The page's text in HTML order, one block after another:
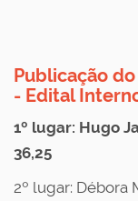
Publicação
- Edital
1º lugar: Hugo
36,25
2º lugar: Débora